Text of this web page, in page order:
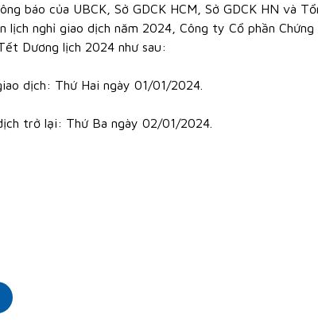
báo của UBCK, Sở GDCK HCM, Sở GDCK HN và
lịch nghỉ giao dịch năm 2024, Công ty Cổ phần
Dương lịch 2024 như sau:
dịch: Thứ Hai ngày 01/01/2024.
trở lại: Thứ Ba ngày 02/01/2024.